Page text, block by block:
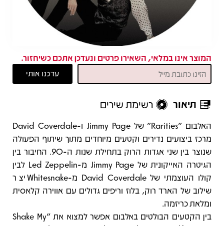
המוצר אינו במלאי, השאירו פרטים ונעדכן אתכם כשיחזור.
תיאור רשימת שירים
תיאור
האלבום "Rarities" של Jimmy Page ו-David Coverdale
מרכז ביצועים נדירים וקטעים מיוחדים מתוך שיתוף הפעולה
שנוצר בין שני אגדות הרוק בתחילת שנות ה-90. החיבור בין
הגיטרה האייקונית של Jimmy Page מ-Led Zeppelin לבין
קולו העוצמתי של David Coverdale מ-Whitesnake יצר
שילוב של הארד רוק, בלוז וריפים גדולים עם אווירה קלאסית
ומלאת כריזמה.
בין הקטעים הבולטים באלבום אפשר למצוא את "Shake My